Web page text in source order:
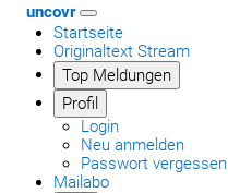
uncovr
Startseite
Originaltext Stream
Top Meldungen
Profil
Login
Neu anmelden
Passwort vergessen
Mailabo